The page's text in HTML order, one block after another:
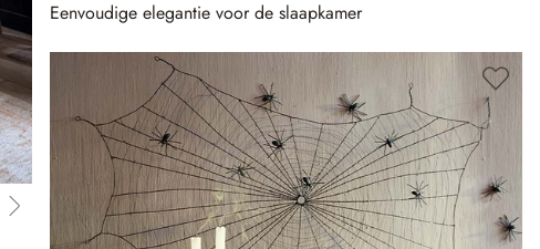
Eenvoudige elegantie voor de slaapkamer